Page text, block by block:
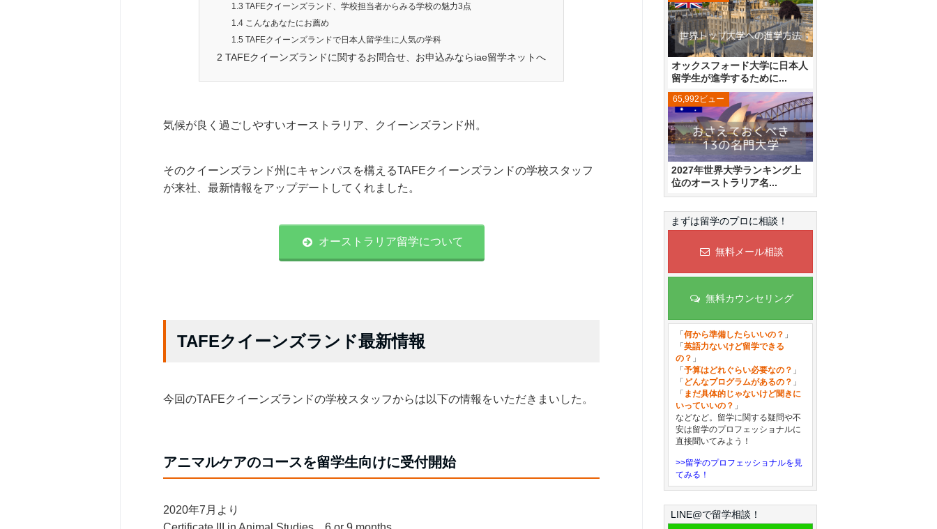
1.3 TAFEクイーンズランド、学校担当者からみる学校の魅力3点
1.4こんなあなたにお薦め
1.5 TAFEクイーンズランドで日本人留学生に人気の学科
2 TAFEクイーンズランドに関するお問合せ、お申込みならiae留学ネットへ
気候が良く過ごしやすいオーストラリア、クイーンズランド州。
そのクイーンズランド州にキャンパスを構えるTAFEクイーンズランドの学校スタッフ
が来社、最新情報をアップデートしてくれました。
オーストラリア留学について
TAFEクイーンズランド最新情報
今回のTAFEクイーンズランドの学校スタッフからは以下の情報をいただきまいした。
アニマルケアのコースを留学生向けに受付開始
2020年7月より
オックスフォード大学に日本人
留学生が進学するために...
2027年世界大学ランキング上
位のオーストラリア名...
65,992ビュー
まずは留学のプロに相談！
無料メール相談
無料カウンセリング
「 何から準備したらいいの？ 」
「 英語力ないけど留学できる
の？ 」
「 予算はどれぐらい必要なの？ 」
「 どんなプログラムがあるの？ 」
「 まだ具体的じゃないけど聞きに
いっていいの？ 」
などなど。留学に関する疑問や不
安は留学のプロフェッショナルに
直接聞いてみよう！
>>留学のプロフェッショナルを見
てみる！
LINE@で留学相談！